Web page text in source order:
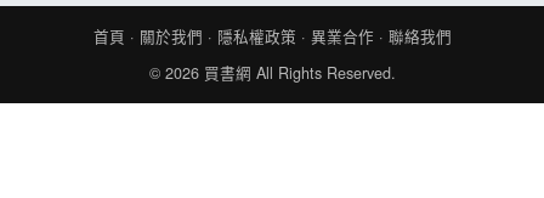
首頁 · 關於我們 · 隱私權政策 · 異業合作 · 聯絡我們
© 2026 買書網 All Rights Reserved.
暢銷排行
簡體書